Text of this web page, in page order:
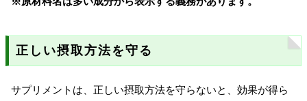
正しい摂取方法を守る
サプリメントは、正しい摂取方法を守らないと、効果が得ら